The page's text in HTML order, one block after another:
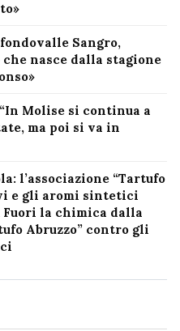
Sangro,
nasce dalla stagione
Molise si continua a
ma poi si va in
l’associazione “Tartufo
e gli aromi sintetici
Fuori la chimica dalla
Abruzzo” contro gli